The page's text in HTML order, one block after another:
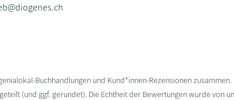
Buchhandlungen und Kund*innen-Rezensionen zusammen.
(und ggf. gerundet). Die Echtheit der Bewertungen wurde von